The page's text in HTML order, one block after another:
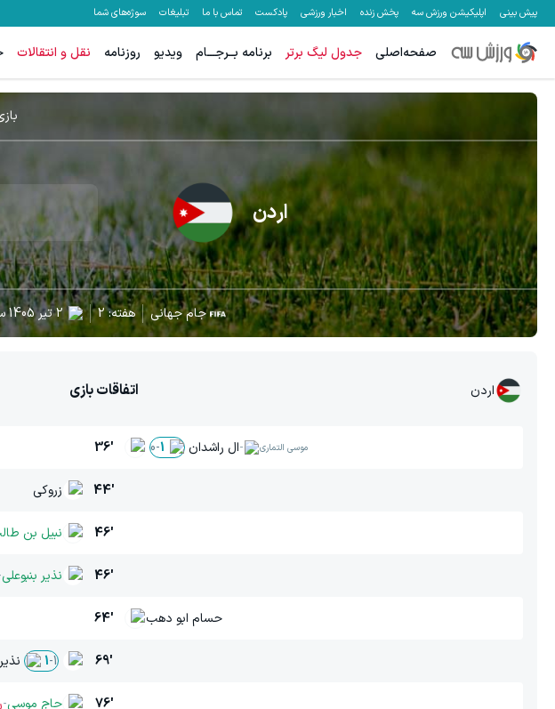
پیش بینی اپلیکیشن ورزش سه پخش زنده اخبار ورزشی پادکست تماس با ما تبلیغات سوژه‌های شما
صفحه‌اصلی جدول لیگ برتر برنامه بــرجـــام ویدیو روزنامه نقل و انتقالات
اردن
جام جهانی هفته:2 2 تیر 1405
اتفاقات بازی اردن
36' 1
-
0 ال راشدان- موسی التماری
44' زروکی
46' نبیل بن
46' نذیر بنبوعلی
64' حسام ابو دهب
69'
1
-
1
76' حاج موسی-